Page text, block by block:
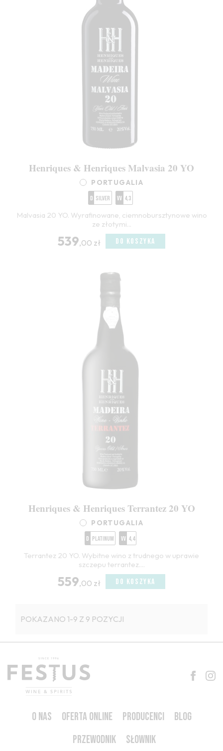
Henriques & Henriques Malvasia 20 YO
PORTUGALIA
D Silver VV 4,3
Malvasia 20 YO. Wyrafinowane, ciemnobursztynowe wino
ze złotymi...
539,00 zł DO KOSZYKA
Henriques & Henriques Terrantez 20 YO
PORTUGALIA
D Platinum VV 4,4
Terrantez 20 YO. Wybitne wino z trudnego w uprawie
szczepu terrantez....
559,00 zł DO KOSZYKA
POKAZANO 1-9 Z 9 POZYCJI
O NAS OFERTA ONLINE PRODUCENCI
BLOG
PRZEWODNIK
SŁOWNIK